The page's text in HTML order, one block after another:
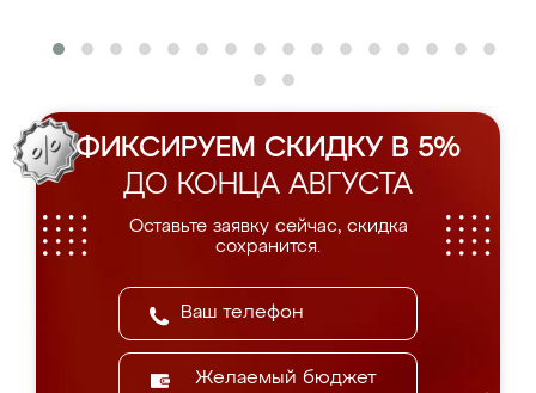
ФИКСИРУЕМ СКИДКУ В 5%
ДО КОНЦА АВГУСТА
Оставьте заявку сейчас, скидка
сохранится.
Желаемый бюджет